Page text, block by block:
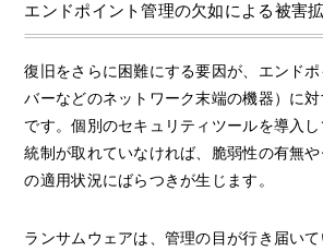
エンドポイント管理の欠如による被害
復旧をさらに困難にする要因が、エンド
バーなどのネットワーク末端の機器）に
です。個別のセキュリティツールを導入
統制が取れていなければ、脆弱性の有無
の適用状況にばらつきが生じます。
ランサムウェアは、管理の目が行き届い